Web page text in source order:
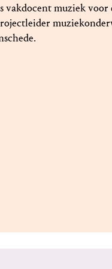
vakdocent muziek voor